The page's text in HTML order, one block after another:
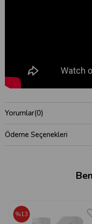
Yorumlar(0)
Ödeme Seçenekleri
%13